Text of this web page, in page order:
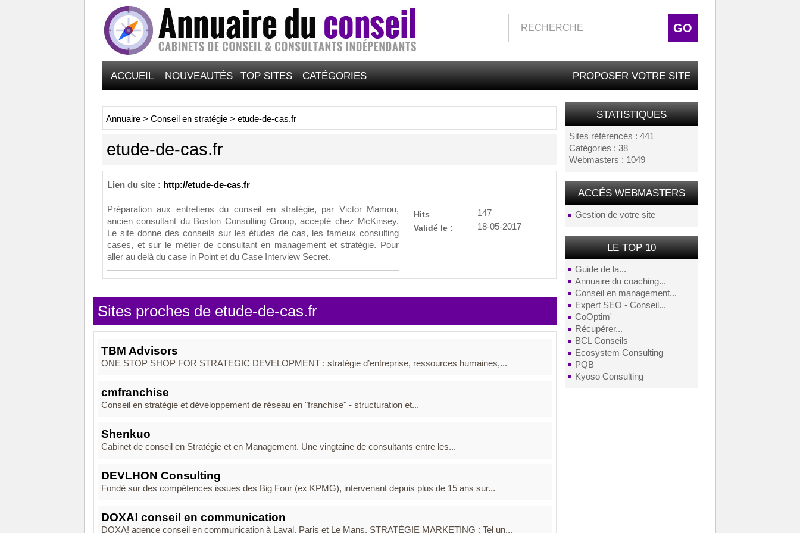
ACCUEIL NOUVEAUTÉS TOP SITES CATÉGORIES PROPOSER VOTRE SITE
STATISTIQUES
Sites référencés : 441
Catégories : 38
Webmasters : 1049
ACCÉS WEBMASTERS
Gestion de votre site
LE TOP 10
Guide de la...
Annuaire du coaching...
Conseil en management...
Expert SEO - Conseil...
CoOptim'
Récupérer...
BCL Conseils
Ecosystem Consulting
PQB
Kyoso Consulting
Annuaire > Conseil en stratégie > etude-de-cas.fr
etude-de-cas.fr
Lien du site : http://etude-de-cas.fr
Préparation aux entretiens du conseil en stratégie, par Victor Mamou,
ancien consultant du Boston Consulting Group, accepté chez McKinsey.
Le site donne des conseils sur les études de cas, les fameux consulting
cases, et sur le métier de consultant en management et stratégie. Pour
aller au delà du case in Point et du Case Interview Secret.
Hits
147
Validé le :
18-05-2017
Sites proches de etude-de-cas.fr
TBM Advisors
ONE STOP SHOP FOR STRATEGIC DEVELOPMENT : stratégie d’entreprise, ressources humaines,...
cmfranchise
Conseil en stratégie et développement de réseau en "franchise" - structuration et...
Shenkuo
Cabinet de conseil en Stratégie et en Management. Une vingtaine de consultants entre les...
DEVLHON Consulting
Fondé sur des compétences issues des Big Four (ex KPMG), intervenant depuis plus de 15 ans sur...
DOXA! conseil en communication
DOXA! agence conseil en communication à Laval, Paris et Le Mans. STRATÉGIE MARKETING : Tel un...